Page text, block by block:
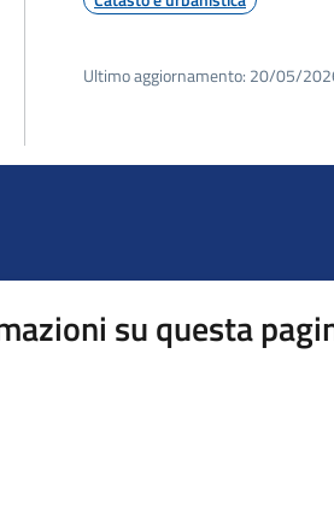
Ultimo aggiornamento: 20/05/
su questa